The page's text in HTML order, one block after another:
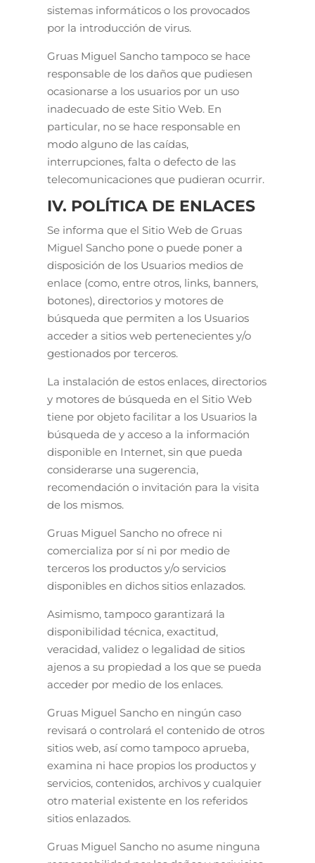
sistemas informáticos o los provocados
por la introducción de virus.
Gruas Miguel Sancho tampoco se hace
responsable de los daños que pudiesen
ocasionarse a los usuarios por un uso
inadecuado de este Sitio Web. En
particular, no se hace responsable en
modo alguno de las caídas,
interrupciones, falta o defecto de las
telecomunicaciones que pudieran ocurrir.
IV. POLÍTICA DE ENLACES
Se informa que el Sitio Web de Gruas
Miguel Sancho pone o puede poner a
disposición de los Usuarios medios de
enlace (como, entre otros, links, banners,
botones), directorios y motores de
búsqueda que permiten a los Usuarios
acceder a sitios web pertenecientes y/o
gestionados por terceros.
La instalación de estos enlaces, directorios
y motores de búsqueda en el Sitio Web
tiene por objeto facilitar a los Usuarios la
búsqueda de y acceso a la información
disponible en Internet, sin que pueda
considerarse una sugerencia,
recomendación o invitación para la visita
de los mismos.
Gruas Miguel Sancho no ofrece ni
comercializa por sí ni por medio de
terceros los productos y/o servicios
disponibles en dichos sitios enlazados.
Asimismo, tampoco garantizará la
disponibilidad técnica, exactitud,
veracidad, validez o legalidad de sitios
ajenos a su propiedad a los que se pueda
acceder por medio de los enlaces.
Gruas Miguel Sancho en ningún caso
revisará o controlará el contenido de otros
sitios web, así como tampoco aprueba,
examina ni hace propios los productos y
servicios, contenidos, archivos y cualquier
otro material existente en los referidos
sitios enlazados.
Gruas Miguel Sancho no asume ninguna